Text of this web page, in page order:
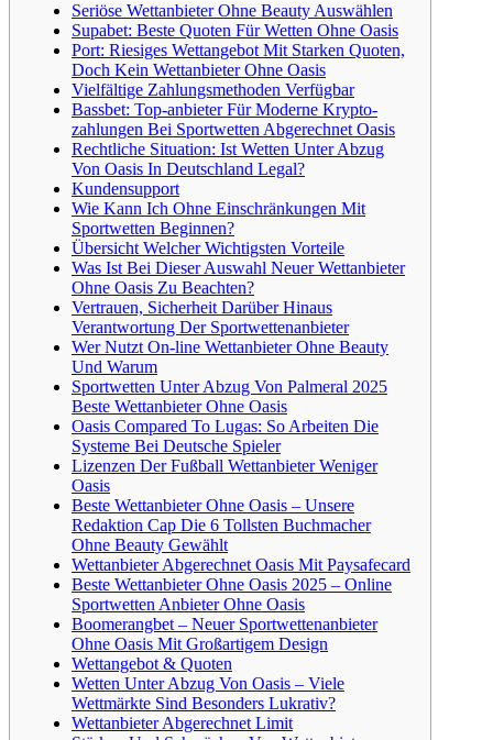
Seriöse Wettanbieter Ohne Beauty Auswählen
Supabet: Beste Quoten Für Wetten Ohne Oasis
Port: Riesiges Wettangebot Mit Starken Quoten,
Doch Kein Wettanbieter Ohne Oasis
Vielfältige Zahlungsmethoden Verfügbar
Bassbet: Top-anbieter Für Moderne Krypto-
zahlungen Bei Sportwetten Abgerechnet Oasis
Rechtliche Situation: Ist Wetten Unter Abzug
Von Oasis In Deutschland Legal?
Kundensupport
Wie Kann Ich Ohne Einschränkungen Mit
Sportwetten Beginnen?
Übersicht Welcher Wichtigsten Vorteile
Was Ist Bei Dieser Auswahl Neuer Wettanbieter
Ohne Oasis Zu Beachten?
Vertrauen, Sicherheit Darüber Hinaus
Verantwortung Der Sportwettenanbieter
Wer Nutzt On-line Wettanbieter Ohne Beauty
Und Warum
Sportwetten Unter Abzug Von Palmeral 2025
Beste Wettanbieter Ohne Oasis
Oasis Compared To Lugas: So Arbeiten Die
Systeme Bei Deutsche Spieler
Lizenzen Der Fußball Wettanbieter Weniger
Oasis
Beste Wettanbieter Ohne Oasis – Unsere
Redaktion Cap Die 6 Tollsten Buchmacher
Ohne Beauty Gewählt
Wettanbieter Abgerechnet Oasis Mit Paysafecard
Beste Wettanbieter Ohne Oasis 2025 – Online
Sportwetten Anbieter Ohne Oasis
Boomerangbet – Neuer Sportwettenanbieter
Ohne Oasis Mit Großartigem Design
Wettangebot & Quoten
Wetten Unter Abzug Von Oasis – Viele
Wettmärkte Sind Besonders Lukrativ?
Wettanbieter Abgerechnet Limit